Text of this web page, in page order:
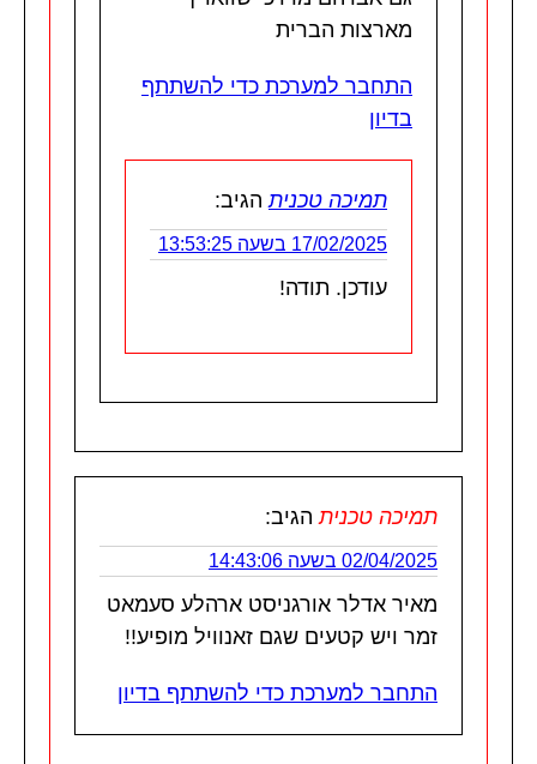
מארצות הברית
התחבר למערכת כדי להשתתף
בדיון
תמיכה טכנית הגיב:
17/02/2025 בשעה 13:53:25
עודכן. תודה!
תמיכה טכנית הגיב:
02/04/2025 בשעה 14:43:06
מאיר אדלר אורגניסט ארהלע סעמאט
זמר ויש קטעים שגם זאנוויל מופיע!!
התחבר למערכת כדי להשתתף בדיון